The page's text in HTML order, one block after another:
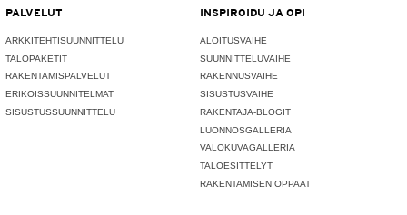
PALVELUT
ARKKITEHTISUUNNITTELU
TALOPAKETIT
RAKENTAMISPALVELUT
ERIKOISSUUNNITELMAT
SISUSTUSSUUNNITTELU
INSPIROIDU JA OPI
ALOITUSVAIHE
SUUNNITTELUVAIHE
RAKENNUSVAIHE
SISUSTUSVAIHE
RAKENTAJA-BLOGIT
LUONNOSGALLERIA
VALOKUVAGALLERIA
TALOESITTELYT
RAKENTAMISEN OPPAAT